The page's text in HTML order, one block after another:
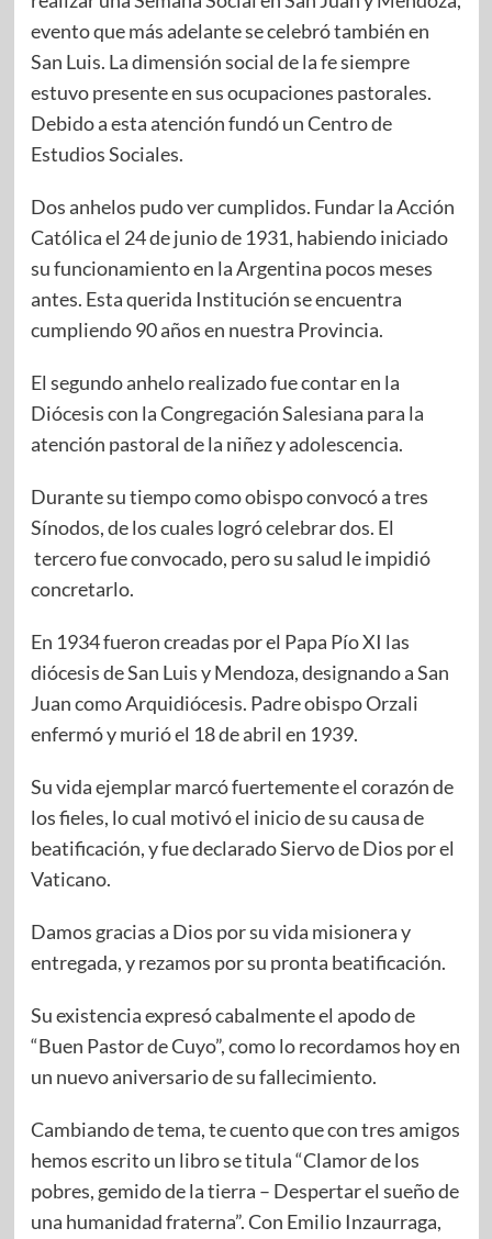
evento que más adelante se celebró también en
San Luis. La dimensión social de la fe siempre
estuvo presente en sus ocupaciones pastorales.
Debido a esta atención fundó un Centro de
Estudios Sociales.
Dos anhelos pudo ver cumplidos. Fundar la Acción
Católica el 24 de junio de 1931, habiendo iniciado
su funcionamiento en la Argentina pocos meses
antes. Esta querida Institución se encuentra
cumpliendo 90 años en nuestra Provincia.
El segundo anhelo realizado fue contar en la
Diócesis con la Congregación Salesiana para la
atención pastoral de la niñez y adolescencia.
Durante su tiempo como obispo convocó a tres
Sínodos, de los cuales logró celebrar dos. El
tercero fue convocado, pero su salud le impidió
concretarlo.
En 1934 fueron creadas por el Papa Pío XI las
diócesis de San Luis y Mendoza, designando a San
Juan como Arquidiócesis. Padre obispo Orzali
enfermó y murió el 18 de abril en 1939.
Su vida ejemplar marcó fuertemente el corazón de
los fieles, lo cual motivó el inicio de su causa de
beatificación, y fue declarado Siervo de Dios por el
Vaticano.
Damos gracias a Dios por su vida misionera y
entregada, y rezamos por su pronta beatificación.
Su existencia expresó cabalmente el apodo de
“Buen Pastor de Cuyo”, como lo recordamos hoy en
un nuevo aniversario de su fallecimiento.
Cambiando de tema, te cuento que con tres amigos
hemos escrito un libro se titula “Clamor de los
pobres, gemido de la tierra – Despertar el sueño de
una humanidad fraterna”. Con Emilio Inzaurraga,